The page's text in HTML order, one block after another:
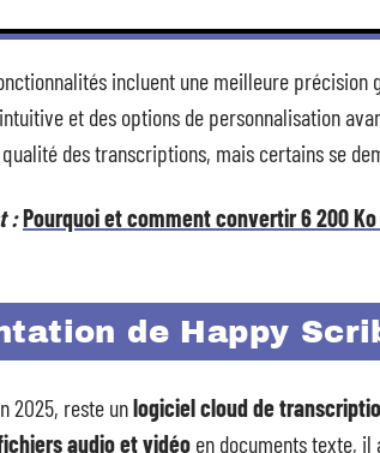
incluent une meilleure
et des options de personnalisation
des transcriptions, mais certains se
:Pourquoi et comment convertir 6 200 Ko
de Happy
2025, reste unlogiciel cloud de
audio et vidéo en documents texte,